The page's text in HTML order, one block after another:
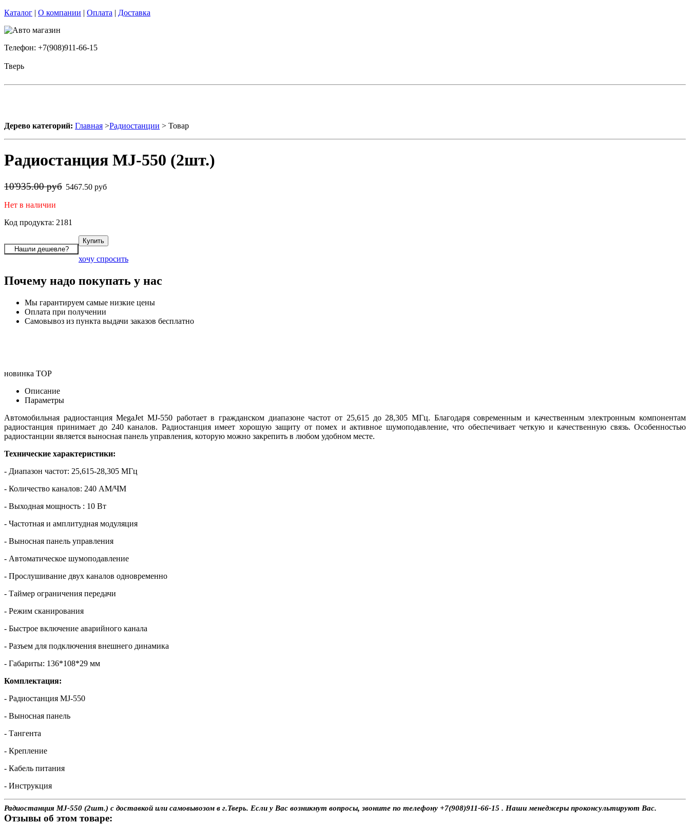
Каталог | О компании | Оплата | Доставка
Телефон: +7(908)911-66-15
Тверь
Дерево категорий: Главная >Радиостанции > Товар
Радиостанция MJ-550 (2шт.)
10'935.00 руб 5467.50 руб
Нет в наличии
Код продукта: 2181
хочу спросить
Почему надо покупать у нас
Мы гарантируем самые низкие цены
Оплата при получении
Самовывоз из пункта выдачи заказов бесплатно
новинка TOP
Описание
Параметры
Автомобильная радиостанция MegaJet MJ-550 работает в гражданском диапазоне частот от 25,615 до 28,305 МГц. Благодаря современным и качественным электронным компонентам
радиостанция принимает до 240 каналов. Радиостанция имеет хорошую защиту от помех и активное шумоподавление, что обеспечивает четкую и качественную связь. Особенностью
радиостанции является выносная панель управления, которую можно закрепить в любом удобном месте.
Технические характеристики:
- Диапазон частот: 25,615-28,305 МГц
- Количество каналов: 240 АМ/ЧМ
- Выходная мощность : 10 Вт
- Частотная и амплитудная модуляция
- Выносная панель управления
- Автоматическое шумоподавление
- Прослушивание двух каналов одновременно
- Таймер ограничения передачи
- Режим сканирования
- Быстрое включение аварийного канала
- Разъем для подключения внешнего динамика
- Габариты: 136*108*29 мм
Комплектация:
- Радиостанция MJ-550
- Выносная панель
- Тангента
- Крепление
- Кабель питания
- Инструкция
Радиостанция MJ-550 (2шт.) с доставкой или самовывозом в г.Тверь. Если у Вас возникнут вопросы, звоните по телефону +7(908)911-66-15 . Наши менеджеры проконсультируют Вас.
Отзывы об этом товаре: